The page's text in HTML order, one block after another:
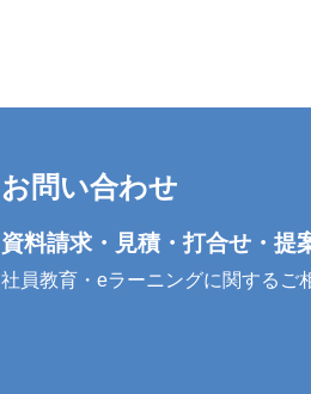
お問い合わせ
資料請求・見積・打合せ・提
社員教育・eラーニングに関するご